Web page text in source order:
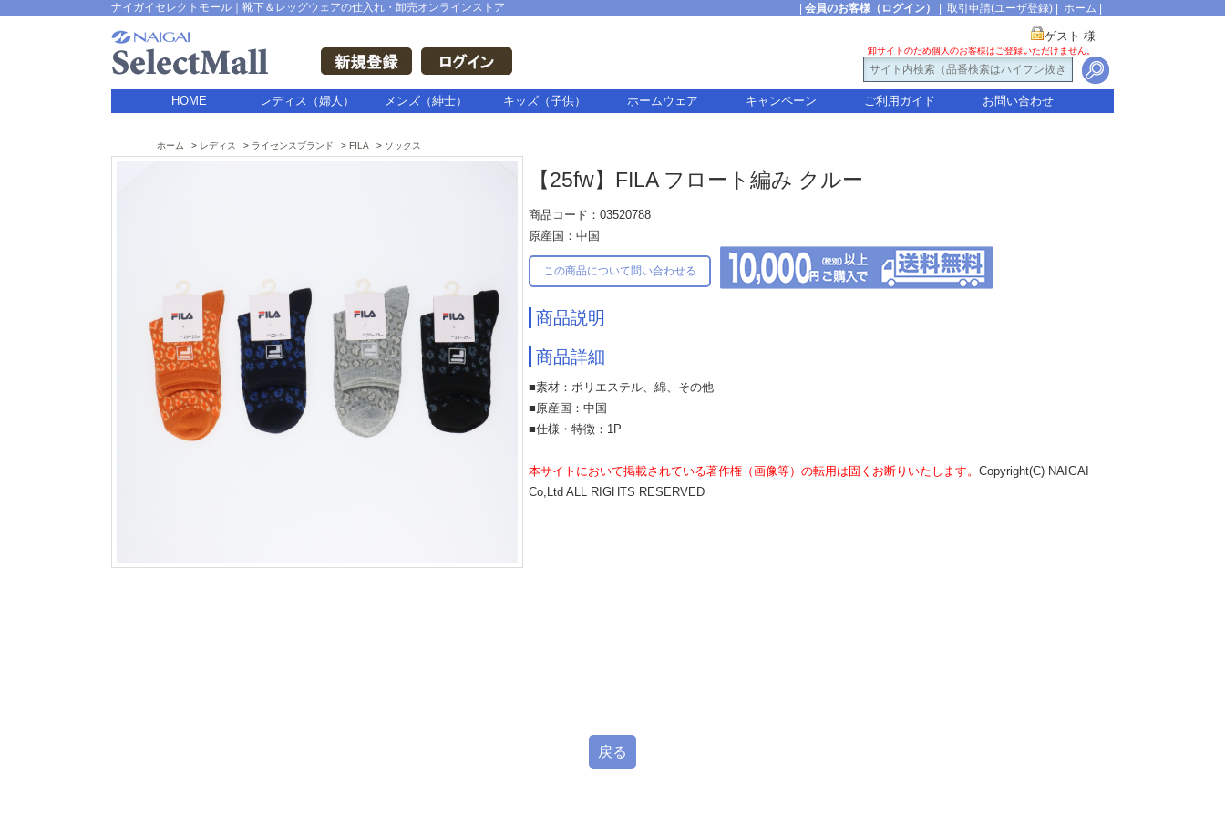
ナイガイセレクトモール｜靴下＆レッグウェアの仕入れ・卸売オンラインストア 会員のお客様（ログイン） 取引申請(ユーザ登録) ホーム
ゲスト 様
卸サイトのため個人のお客様はご登録いただけません。
HOME レディス（婦人） メンズ（紳士） キッズ（子供） ホームウェア キャンペーン ご利用ガイド お問い合わせ
ホーム レディス ライセンスブランド FILA ソックス
【25fw】FILA フロート編み クルー
商品コード：03520788
原産国：中国
この商品について問い合わせる
商品説明
商品詳細
■素材：ポリエステル、綿、その他
■原産国：中国
■仕様・特徴：1P
本サイトにおいて掲載されている著作権（画像等）の転用は固くお断りいたします。Copyright(C) NAIGAI
Co,Ltd ALL RIGHTS RESERVED
戻る